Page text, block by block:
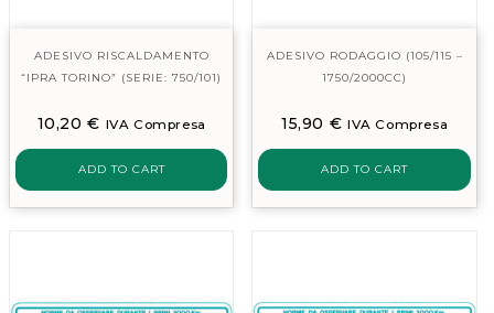
ADESIVO RISCALDAMENTO
“IPRA TORINO” (SERIE: 750/101)
10,20€ IVA Compresa
ADD TO CART
ADESIVO RODAGGIO (105/115 –
1750/2000CC)
15,90 € IVA Compresa
ADD TO CART